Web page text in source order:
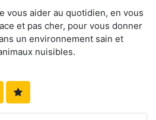
vous aider au quotidien, en vous
et pas cher, pour vous donner
un environnement sain et
nuisibles.